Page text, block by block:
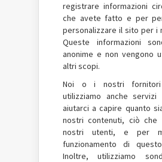
registrare informazioni
che avete fatto e per
personalizzare il sito per i
Queste informazioni
anonime e non vengono
altri scopi.
Noi o i nostri
utilizziamo anche servizi
aiutarci a capire quanto
nostri contenuti, ciò che
nostri utenti, e per
funzionamento di
Inoltre, utilizziamo